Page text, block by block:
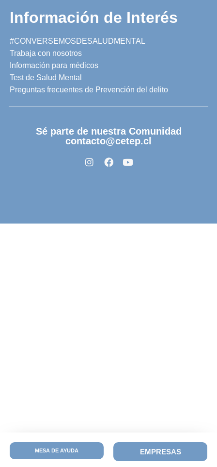
MESA DE AYUDA EMPRESAS
Información de Interés
#CONVERSEMOSDESALUDMENTAL
Trabaja con nosotros
Información para médicos
Test de Salud Mental
Preguntas frecuentes de Prevención del delito
Sé parte de nuestra Comunidad
contacto@cetep.cl